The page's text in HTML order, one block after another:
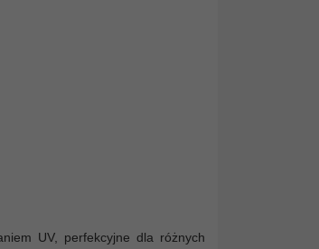
UV, perfekcyjne dla różnych